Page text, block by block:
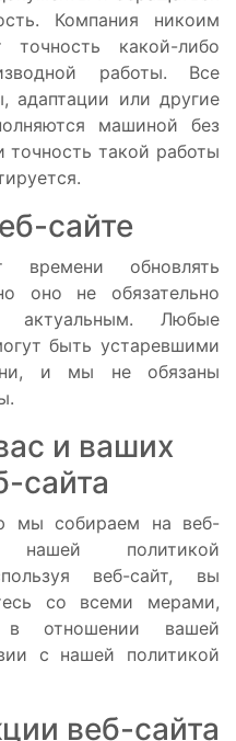
Компания никоим
точность какой-либо
работы. Все
адаптации или другие
машиной без
точность такой работы
сайте
обновлять
оно не обязательно
Любые
быть устаревшими
и мы не обязаны
и ваших
сайта
мы собираем на веб-
нашей политикой
веб-сайт, вы
со всеми мерами,
отношении вашей
с нашей политикой
веб-сайта